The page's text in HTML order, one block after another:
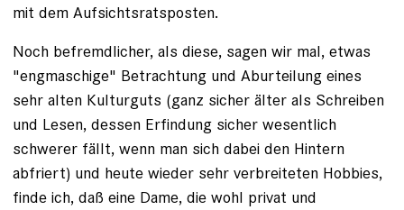
mit dem Aufsichtsratsposten.
Noch befremdlicher, als diese, sagen wir mal, etwas
"engmaschige" Betrachtung und Aburteilung eines
sehr alten Kulturguts (ganz sicher älter als Schreiben
und Lesen, dessen Erfindung sicher wesentlich
schwerer fällt, wenn man sich dabei den Hintern
abfriert) und heute wieder sehr verbreiteten Hobbies,
finde ich, daß eine Dame, die wohl privat und